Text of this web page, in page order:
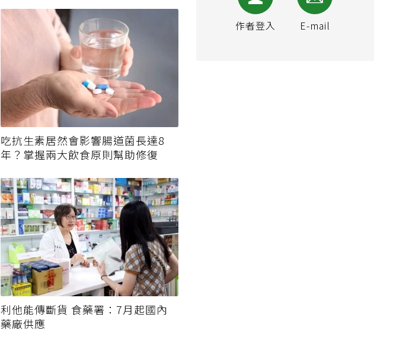
作者登入 E-mail
吃抗生素居然會影響腸道菌長達8
年？掌握兩大飲食原則幫助修復
利他能傳斷貨 食藥署：7月起國內
藥廠供應